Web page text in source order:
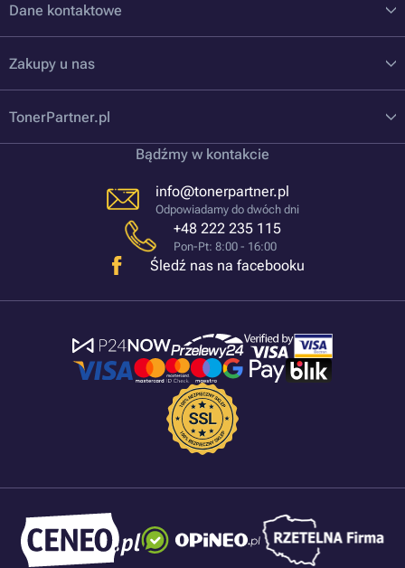
Dane kontaktowe
Zakupy u nas
TonerPartner.pl
Bądźmy w kontakcie
info@tonerpartner.pl
Odpowiadamy do dwóch dni
+48 222 235 115
Pon-Pt: 8:00 - 16:00
Śledź nas na facebooku